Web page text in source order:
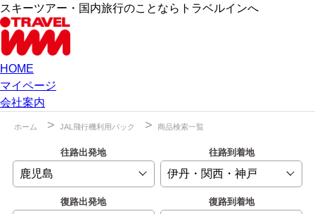
スキーツアー・国内旅行のことならトラベルインへ
HOME
マイページ
会社案内
ホーム JAL飛行機利用パック 商品検索一覧
往路出発地 往路到着地
復路出発地 復路到着地